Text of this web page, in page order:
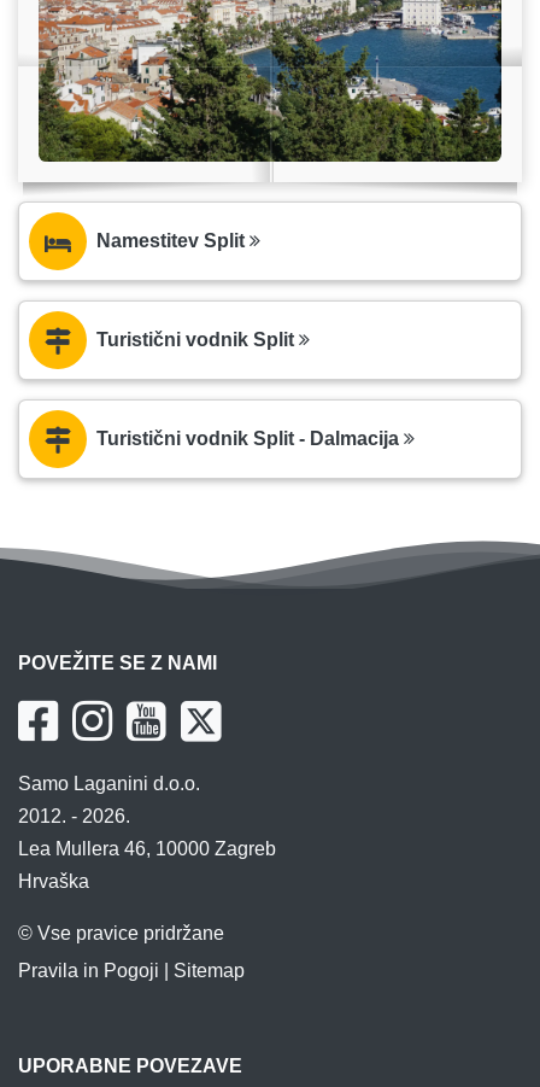
Namestitev Split
Turistični vodnik Split
Turistični vodnik Split - Dalmacija
POVEŽITE SE Z NAMI
Samo Laganini d.o.o.
2012. - 2026.
Lea Mullera 46, 10000 Zagreb
Hrvaška
© Vse pravice pridržane
Pravila in Pogoji
Sitemap
UPORABNE POVEZAVE